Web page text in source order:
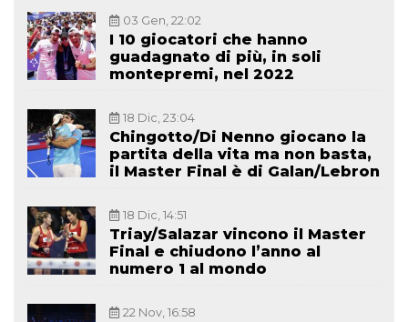
03 Gen, 22:02
I 10 giocatori che hanno
guadagnato di più, in soli
montepremi, nel 2022
18 Dic, 23:04
Chingotto/Di Nenno giocano la
partita della vita ma non basta,
il Master Final è di Galan/Lebron
18 Dic, 14:51
Triay/Salazar vincono il Master
Final e chiudono l’anno al
numero 1 al mondo
22 Nov, 16:58